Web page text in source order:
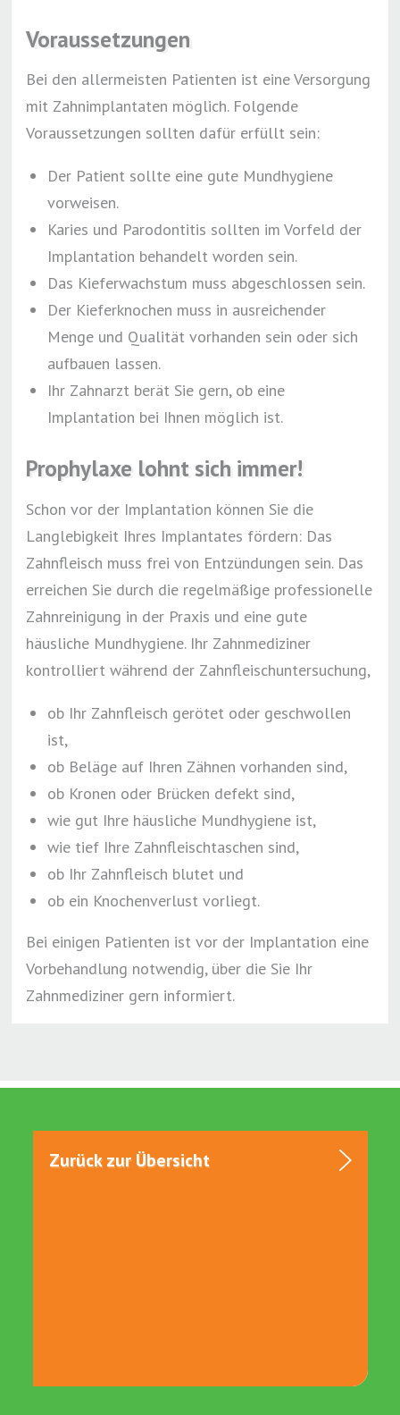
Voraussetzungen
Bei den allermeisten Patienten ist eine Versorgung
mit Zahnimplantaten möglich. Folgende
Voraussetzungen sollten dafür erfüllt sein:
Der Patient sollte eine gute Mundhygiene
vorweisen.
Karies und Parodontitis sollten im Vorfeld der
Implantation behandelt worden sein.
Das Kieferwachstum muss abgeschlossen sein.
Der Kieferknochen muss in ausreichender
Menge und Qualität vorhanden sein oder sich
aufbauen lassen.
Ihr Zahnarzt berät Sie gern, ob eine
Implantation bei Ihnen möglich ist.
Prophylaxe lohnt sich immer!
Schon vor der Implantation können Sie die
Langlebigkeit Ihres Implantates fördern: Das
Zahnfleisch muss frei von Entzündungen sein. Das
erreichen Sie durch die regelmäßige professionelle
Zahnreinigung in der Praxis und eine gute
häusliche Mundhygiene. Ihr Zahnmediziner
kontrolliert während der Zahnfleischuntersuchung,
ob Ihr Zahnfleisch gerötet oder geschwollen
ist,
ob Beläge auf Ihren Zähnen vorhanden sind,
ob Kronen oder Brücken defekt sind,
wie gut Ihre häusliche Mundhygiene ist,
wie tief Ihre Zahnfleischtaschen sind,
ob Ihr Zahnfleisch blutet und
ob ein Knochenverlust vorliegt.
Bei einigen Patienten ist vor der Implantation eine
Vorbehandlung notwendig, über die Sie Ihr
Zahnmediziner gern informiert.
Zurück zur Übersicht